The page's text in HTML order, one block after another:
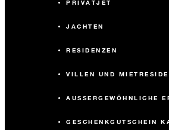
PRIVATJET
JACHTEN
RESIDENZEN
VILLEN UND
AUSSERGEWÖHNLICHE
GESCHENKGUTSCHEIN